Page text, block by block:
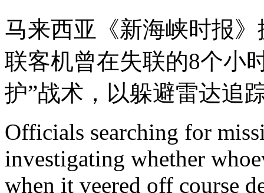
马来西亚《新海峡时报
联客机曾在失联的8个小
护”战术，以躲避雷达追
Officials searching for
investigating whether
when it veered off course